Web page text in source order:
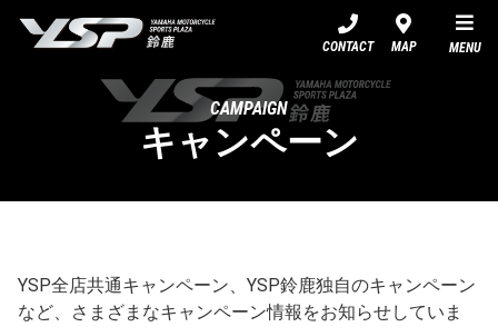
CONTACT MAP MENU
CAMPAIGN
キャンペーン
YSP全店共通キャンペーン、YSP鈴鹿独自のキャンペーン
など、さまざまなキャンペーン情報をお知らせしていま